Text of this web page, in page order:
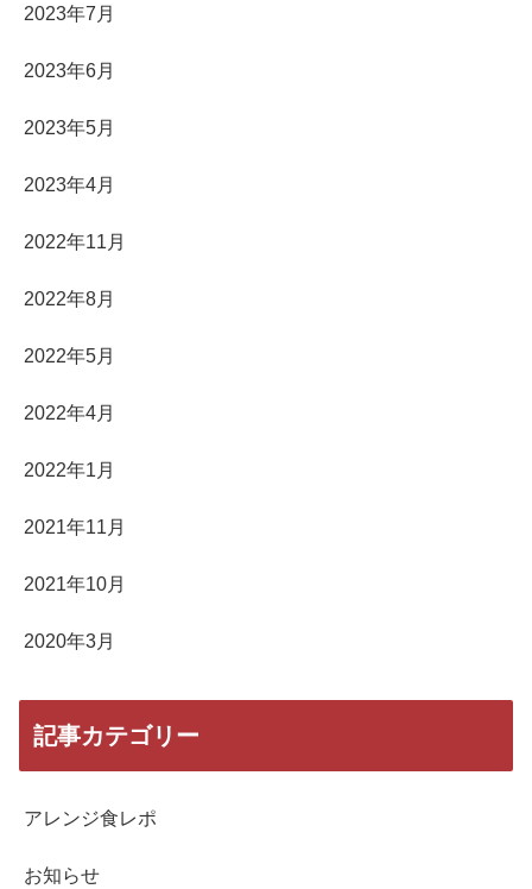
2023年7月
2023年6月
2023年5月
2023年4月
2022年11月
2022年8月
2022年5月
2022年4月
2022年1月
2021年11月
2021年10月
2020年3月
記事カテゴリー
アレンジ食レポ
お知らせ